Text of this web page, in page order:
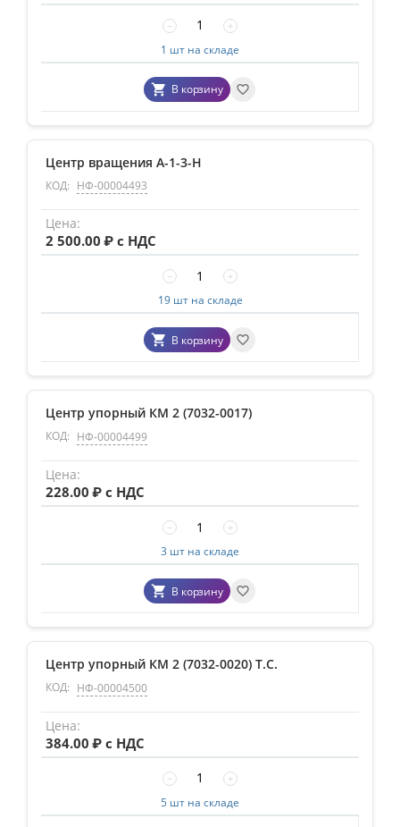
+
−
1 шт на складе
В корзину
Центр вращения А-1-3-Н
КОД: НФ-00004493
2 500.00 ₽ с НДС
+
−
19 шт на складе
В корзину
Центр упорный КМ 2 (7032-0017)
КОД: НФ-00004499
228.00 ₽ с НДС
+
−
3 шт на складе
В корзину
Центр упорный КМ 2 (7032-0020) Т.С.
КОД: НФ-00004500
384.00 ₽ с НДС
+
−
5 шт на складе